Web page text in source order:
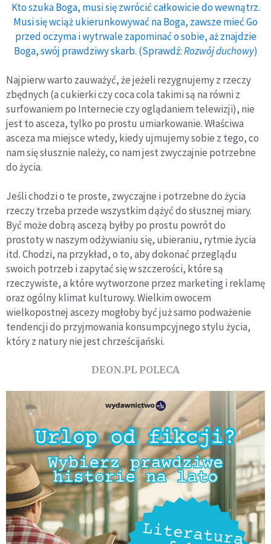
Kto szuka Boga, musi się zwrócić całkowicie do wewnątrz.
Musi się wciąż ukierunkowywać na Boga, zawsze mieć Go
przed oczyma i wytrwale zapominać o sobie, aż znajdzie
Boga, swój prawdziwy skarb. (Sprawdź:Rozwój duchowy)
Najpierw warto zauważyć, że jeżeli rezygnujemy z rzeczy
zbędnych (a cukierki czy coca cola takimi są na równi z
surfowaniem po Internecie czy oglądaniem telewizji), nie
jest to asceza, tylko po prostu umiarkowanie. Właściwa
asceza ma miejsce wtedy, kiedy ujmujemy sobie z tego, co
nam się słusznie należy, co nam jest zwyczajnie potrzebne
do życia.
Jeśli chodzi o te proste, zwyczajne i potrzebne do życia
rzeczy trzeba przede wszystkim dążyć do słusznej miary.
Być może dobrą ascezą byłby po prostu powrót do
prostoty w naszym odżywianiu się, ubieraniu, rytmie życia
itd. Chodzi, na przykład, o to, aby dokonać przeglądu
swoich potrzeb i zapytać się w szczerości, które są
rzeczywiste, a które wytworzone przez marketing i reklamę
oraz ogólny klimat kulturowy. Wielkim owocem
wielkopostnej ascezy mogłoby być już samo podważenie
tendencji do przyjmowania konsumpcyjnego stylu życia,
który z natury nie jest chrześcijański.
DEON.PL POLECA